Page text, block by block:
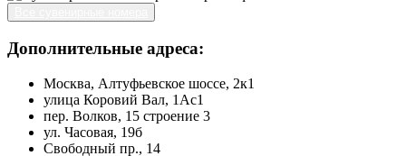
Дополнительные адреса:
Москва, Алтуфьевское шоссе, 2к1
улица Коровий Вал, 1Ас1
пер. Волков, 15 строение 3
ул. Часовая, 19б
Свободный пр., 14